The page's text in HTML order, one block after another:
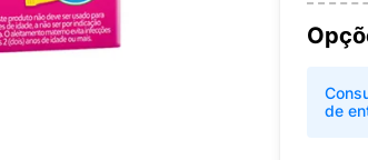
de